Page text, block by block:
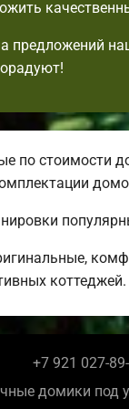
предложений
по стоимости
коттеджей.
+7 921 027-
домики